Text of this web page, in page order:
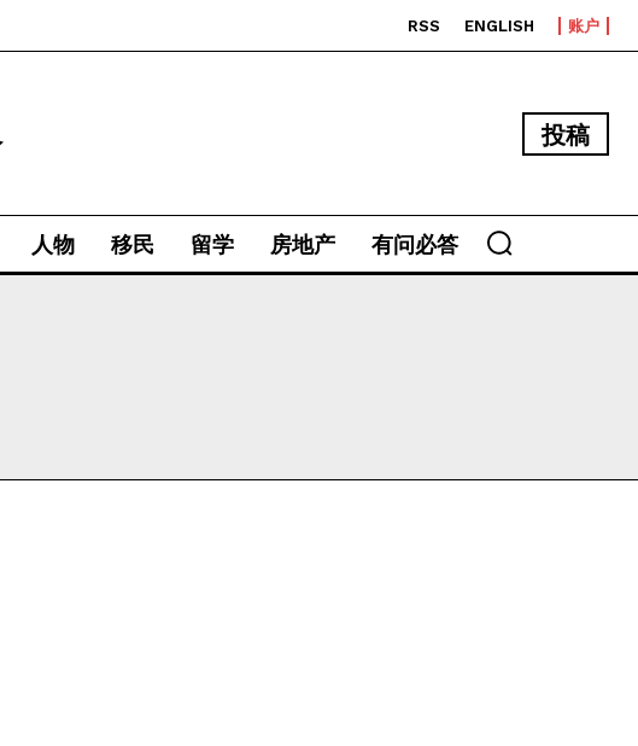
RSS ENGLISH 账户
投稿
人物 移民 留学 房地产 有问必答